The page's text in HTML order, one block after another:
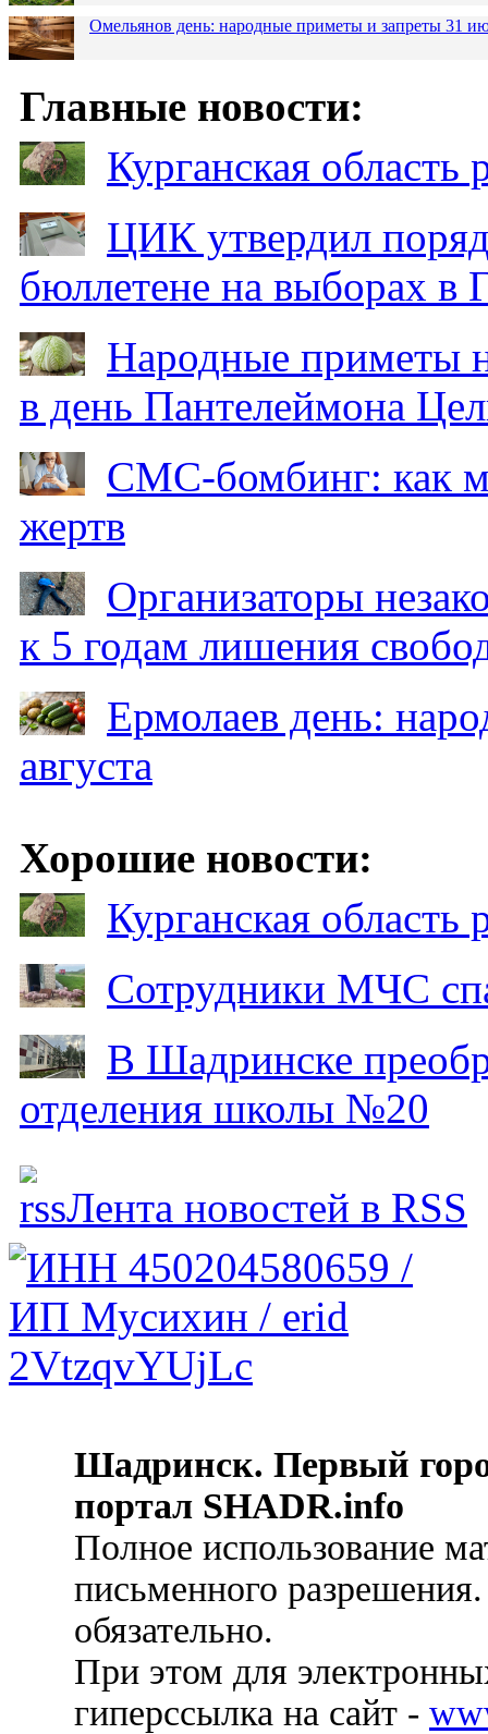
Омельянов день: народные приметы и запреты 31
Главные новости:
Курганская
ЦИК утвердил
бюллетене на выборах в
Народные приметы
в день Пантелеймона
СМС-бомбинг: как
жертв
Организаторы
к 5 годам лишения
Ермолаев день:
августа
Хорошие новости:
Курганская
Сотрудники МЧС
В Шадринске
отделения школы №20
Лента новостей в RSS
Шадринск. Первый
портал SHADR.info
Полное использование
письменного
обязательно.
При этом для
гиперссылка на сайт -